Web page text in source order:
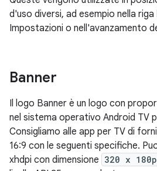
d'uso diversi, ad esempio nella riga
Impostazioni o nell'avanzamento
Banner
Il logo Banner è un logo con
nel sistema operativo Android TV
Consigliamo alle app per TV di
16:9 con le seguenti specifiche.
xhdpi con dimensione 320 x